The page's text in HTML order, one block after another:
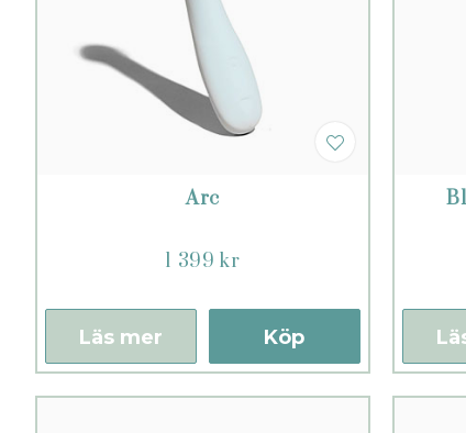
Arc
1 399 kr
Köp
Läs mer